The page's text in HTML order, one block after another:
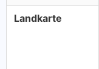
Landkarte